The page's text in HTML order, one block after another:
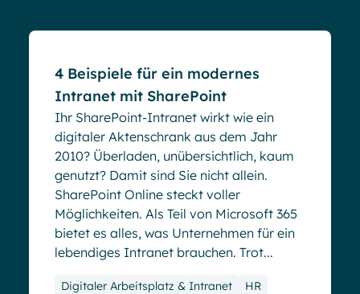
4 Beispiele für ein modernes
Intranet mit SharePoint
Ihr SharePoint-Intranet wirkt wie ein
digitaler Aktenschrank aus dem Jahr
2010? Überladen, unübersichtlich, kaum
genutzt? Damit sind Sie nicht allein.
SharePoint Online steckt voller
Möglichkeiten. Als Teil von Microsoft 365
bietet es alles, was Unternehmen für ein
lebendiges Intranet brauchen. Trot...
Digitaler Arbeitsplatz & Intranet
HR